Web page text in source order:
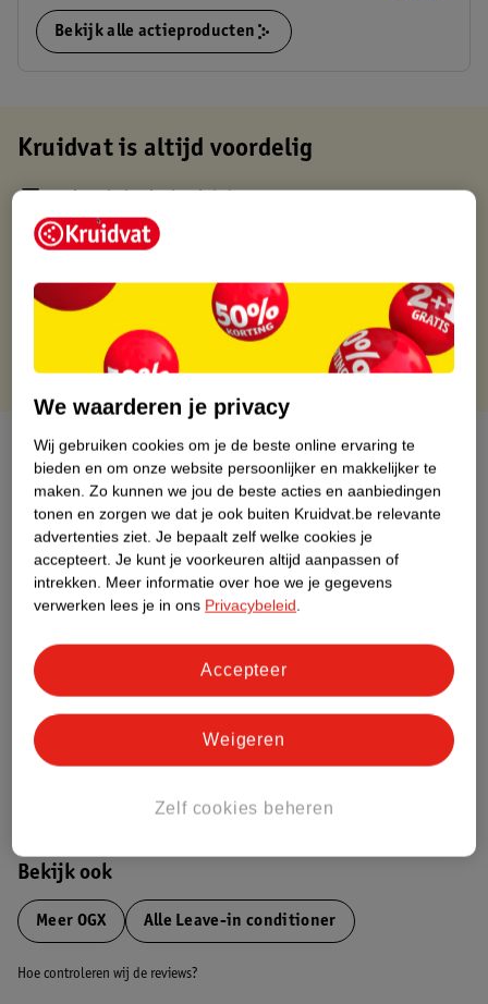
Bekijk alle actieproducten
Kruidvat is altijd voordelig
Op werkdagen voor 22:00 uur besteld, volgende dag in huis
Gratis thuisbezorgd vanaf 50.00
Gratis punten met je Kruidvat kaart
Over dit product
Productinformatie
Etiketinformatie
Impact Score.
Bekijk ook
Meer OGX Alle Leave-in conditioner
Hoe controleren wij de reviews?
We waarderen je privacy
Wij gebruiken cookies om je de beste online ervaring te
bieden en om onze website persoonlijker en makkelijker te
maken. Zo kunnen we jou de beste acties en aanbiedingen
tonen en zorgen we dat je ook buiten Kruidvat.be relevante
advertenties ziet. Je bepaalt zelf welke cookies je
accepteert. Je kunt je voorkeuren altijd aanpassen of
intrekken. Meer informatie over hoe we je gegevens
verwerken lees je in ons Privacybeleid.
Zelf cookies beheren
Weigeren
Accepteer